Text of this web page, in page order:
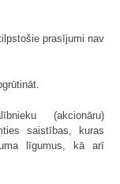
prasījumi nav
(akcionāru)
saistības, kuras
līgumus, kā arī